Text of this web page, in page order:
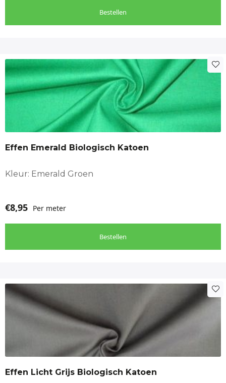
Bestellen
Effen Emerald Biologisch Katoen
Kleur: Emerald Groen
€8,95 Per meter
Bestellen
Effen Licht Grijs Biologisch Katoen